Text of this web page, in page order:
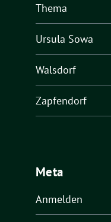
Thema
Ursula Sowa
Walsdorf
Zapfendorf
Meta
Anmelden